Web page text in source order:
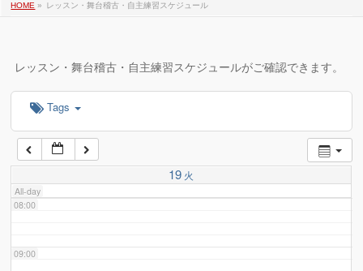
HOME » レッスン・舞台稽古・自主練習スケジュール
レッスン・舞台稽古・自主練習スケジュールがご確認できます。
Tags
19 火
All-day
04:00
06:00
07:00
08:00
09:00